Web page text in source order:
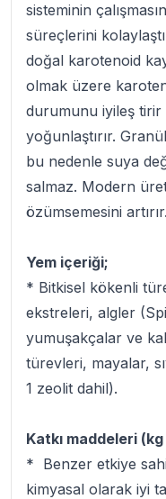
sisteminin
süreçlerini
doğal karotenoid
olmak üzere
durumunu iyileş
yoğunlaştırır.
bu nedenle suya
salmaz. Modern
özümsemesini artırır.
Yem içeriği;
* Bitkisel kökenli
ekstreleri, algler
yumuşakçalar ve
türevleri, mayalar,
1 zeolit dahil).
Katkı maddeleri (kg
* Benzer etkiye
kimyasal olarak iyi